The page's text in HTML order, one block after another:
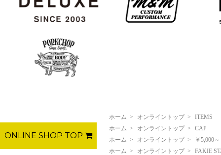
ホーム > オンライントップ >
ITEMS
ホーム > オンライントップ >
CAP
ホーム > オンライントップ >
￥5,000
ホーム > オンライントップ > FAKIE
ONLINE SHOP TOP